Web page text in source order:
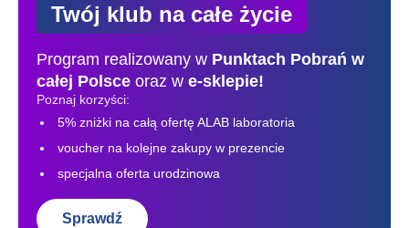
Twój klub na całe życie
Program realizowany w Punktach Pobrań w
całej Polsce oraz w e-sklepie!
Poznaj korzyści:
5% zniżki na całą ofertę ALAB laboratoria
voucher na kolejne zakupy w prezencie
specjalna oferta urodzinowa
Sprawdź